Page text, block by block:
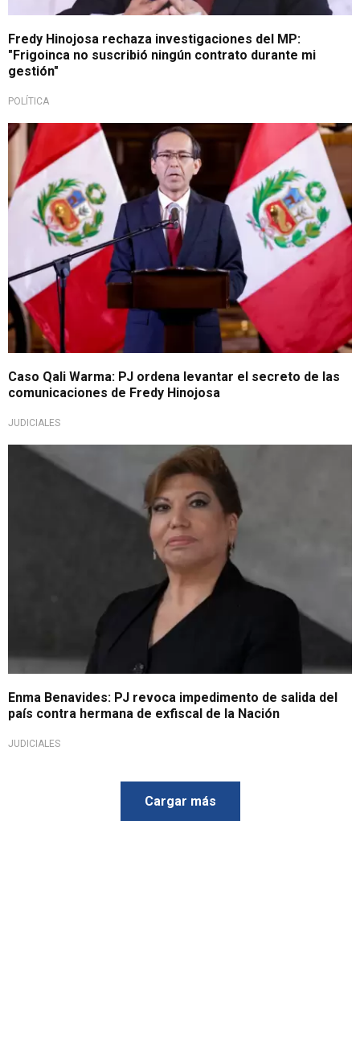
Fredy Hinojosa rechaza investigaciones del MP:
"Frigoinca no suscribió ningún contrato durante mi
gestión"
POLÍTICA
Lo último
Caso Qali Warma: PJ ordena levantar el secreto de las
comunicaciones de Fredy Hinojosa
JUDICIALES
Regirá comparecencia simple
Enma Benavides: PJ revoca impedimento de salida del
país contra hermana de exfiscal de la Nación
JUDICIALES
Cargar más